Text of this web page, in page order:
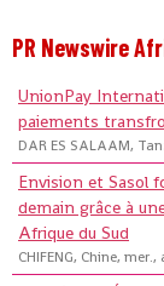
PR Newswire
UnionPay
paiements
DAR ES SALAAM,
Envision et Sasol
demain grâce à
Afrique du Sud
CHIFENG, Chine,